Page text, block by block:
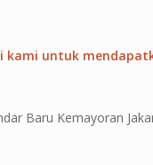
kami untuk
Baru Kemayoran